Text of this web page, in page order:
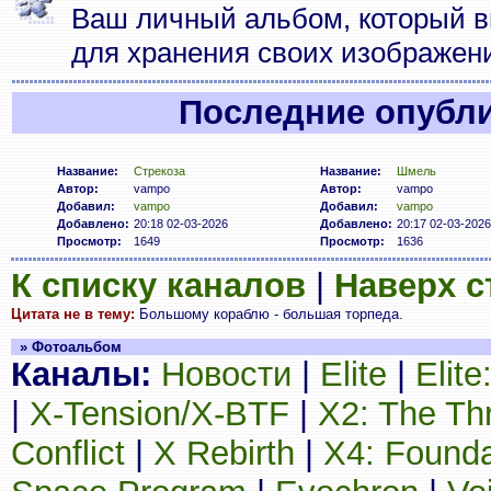
Ваш личный альбом, который
для хранения своих
Последние
Название:
Стрекоза
Автор:
vampo
Добавил:
vampo
Добавлено: 20:18 02-03-2026
Просмотр:
1649
Название:
Шмель
Автор:
vampo
Добавил:
vampo
Добавлено: 20:17 02-03-2026
Просмотр:
1636
К списку каналов Наверх
Цитата не в тему: Большому кораблю - большая торпеда.
» Фотоальбом
Каналы: Новости Elite
X-Tension/X-BTF
X2: The
Conflict
X Rebirth
X4: